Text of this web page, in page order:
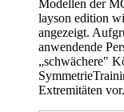
Modellen der
layson edition
angezeigt.
anwendende
„schwächere"
Extremitäten vor.